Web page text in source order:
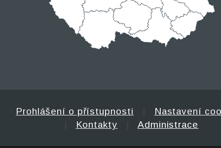
Prohlášení o přístupnosti
Nastavení
Kontakty Administrace